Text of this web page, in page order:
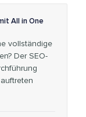
All in One
vollständige
Der SEO-